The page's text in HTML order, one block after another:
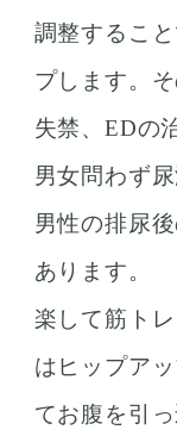
調整するこ
プします。
失禁、EDの
男女問わず
男性の排尿
あります。
楽して筋ト
はヒップア
てお腹を引